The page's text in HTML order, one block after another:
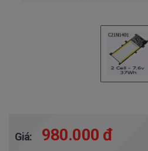
Giá: 980.000 đ